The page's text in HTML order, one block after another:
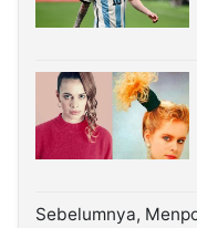
Sebelumnya,